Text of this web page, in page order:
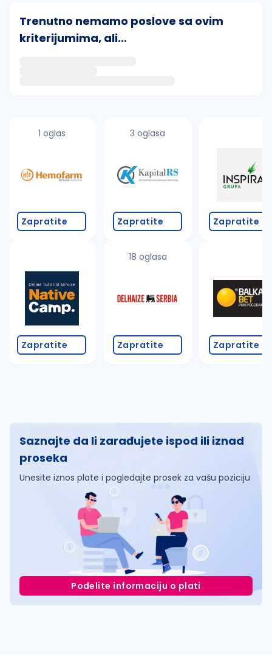
Trenutno nemamo poslove sa ovim
kriterijumima, ali...
proverite pravopisne greške (koristite č, ć, š, đ,
promenite odabrane filtere pretrage
1 oglas
Zapratite
Zapratite
3 oglasa
Zapratite
18 oglasa
Zapratite
Zapratite
Zapratite
Saznajte da li zarađujete ispod ili iznad
proseka
Unesite iznos plate i pogledajte prosek za vašu poziciju
Podelite informaciju o plati